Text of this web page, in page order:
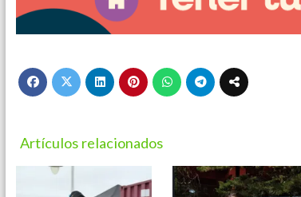
Artículos relacionados